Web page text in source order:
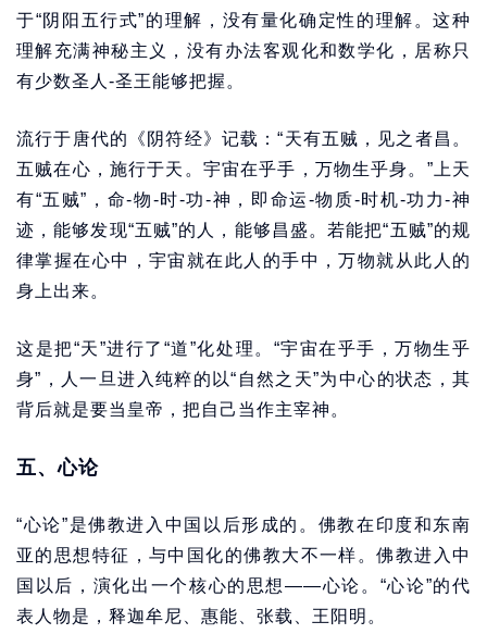
于“阴阳五行式”的理解，没有量化确定性的理解。这种
理解充满神秘主义，没有办法客观化和数学化，居称只
有少数圣人-圣王能够把握。
流行于唐代的《阴符经》记载：“天有五贼，见之者昌。
五贼在心，施行于天。宇宙在乎手，万物生乎身。”上天
有“五贼”，命-物-时-功-神，即命运-物质-时机-功力-神
迹，能够发现“五贼”的人，能够昌盛。若能把“五贼”的规
律掌握在心中，宇宙就在此人的手中，万物就从此人的
身上出来。
这是把“天”进行了“道”化处理。“宇宙在乎手，万物生乎
身”，人一旦进入纯粹的以“自然之天”为中心的状态，其
背后就是要当皇帝，把自己当作主宰神。
五、心论
“心论”是佛教进入中国以后形成的。佛教在印度和东南
亚的思想特征，与中国化的佛教大不一样。佛教进入中
国以后，演化出一个核心的思想——心论。“心论”的代
表人物是，释迦牟尼、惠能、张载、王阳明。